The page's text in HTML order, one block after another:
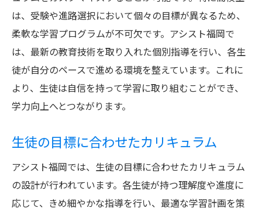
は、受験や進路選択において個々の目標が異なるため、
柔軟な学習プログラムが不可欠です。アシスト福岡で
は、最新の教育技術を取り入れた個別指導を行い、各生
徒が自分のペースで進める環境を整えています。これに
より、生徒は自信を持って学習に取り組むことができ、
学力向上へとつながります。
生徒の目標に合わせたカリキュラム
アシスト福岡では、生徒の目標に合わせたカリキュラム
の設計が行われています。各生徒が持つ理解度や進度に
応じて、きめ細やかな指導を行い、最適な学習計画を策